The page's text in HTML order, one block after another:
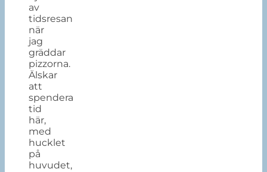
av
tidsresan
när
jag
gräddar
pizzorna.
Älskar
att
spendera
tid
här,
med
hucklet
på
huvudet,